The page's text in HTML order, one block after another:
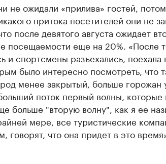
не ожидали «прилива» гостей,
притока посетителей они не
после девятого августа ожидает
посещаемости еще на 20%. «После
и спортсмены разъехались, поехала
было интересно посмотреть, что
менее закрытый, больше горожан
поток первый волны, которые
"вторую волну", как я ее
мере, все туристические
говорят, что она придет в это